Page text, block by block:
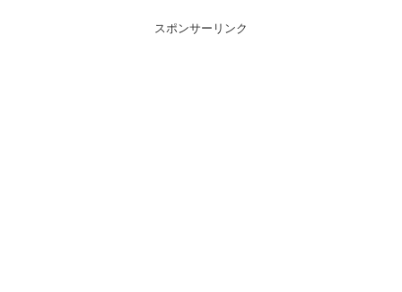
スポンサーリンク